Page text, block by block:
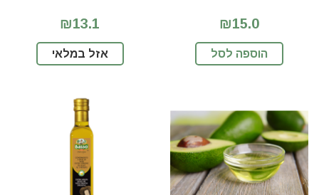
₪15.0
הוספה לסל
₪13.1
אזל במלאי